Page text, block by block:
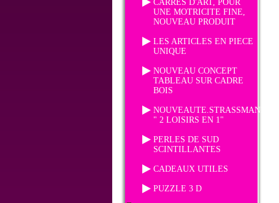
CARRES D'ART, POUR
UNE MOTRICITE FINE,
NOUVEAU PRODUIT
LES ARTICLES EN PIECE
UNIQUE
NOUVEAU CONCEPT
TABLEAU SUR CADRE
BOIS
NOUVEAUTE.STRASSMANIA
" 2 LOISIRS EN 1"
PERLES DE SUD
SCINTILLANTES
CADEAUX UTILES
PUZZLE 3 D